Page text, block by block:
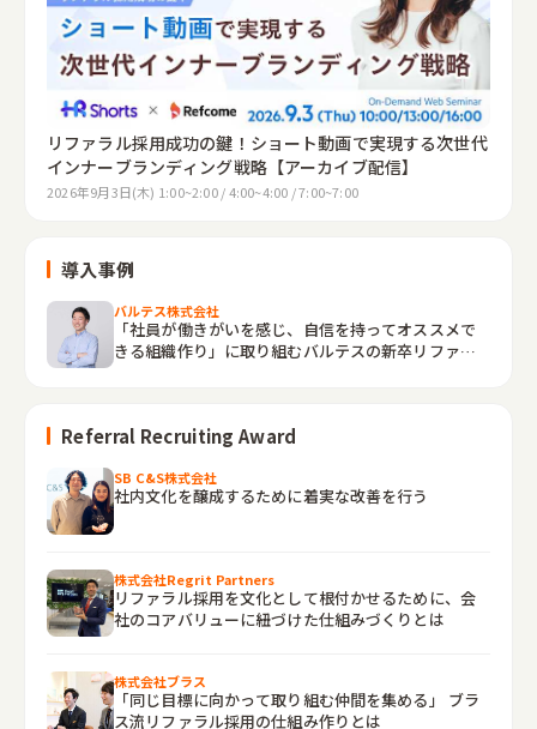
リファラル採用成功の鍵！ショート動画で実現する次世代
インナーブランディング戦略【アーカイブ配信】
2026年9月3日(木) 1:00~2:00 / 4:00~4:00 / 7:00~7:00
導入事例
バルテス株式会社
「社員が働きがいを感じ、自信を持ってオススメで
きる組織作り」に取り組むバルテスの新卒リファラ
Referral Recruiting Award
SB C&S株式会社
社内文化を醸成するために着実な改善を行う
株式会社Regrit Partners
リファラル採用を文化として根付かせるために、会
社のコアバリューに紐づけた仕組みづくりとは
株式会社ブラス
「同じ目標に向かって取り組む仲間を集める」 ブラ
ス流リファラル採用の仕組み作りとは